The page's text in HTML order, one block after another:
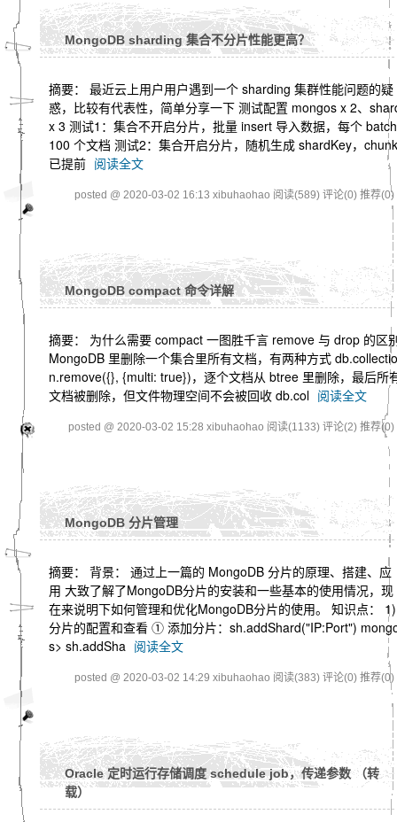
MongoDB sharding 集合不分片性能更高？
摘要： 最近云上用户用户遇到一个 sharding 集群性能问题的疑
惑，比较有代表性，简单分享一下 测试配置 mongos x 2、
x 3 测试1：集合不开启分片，批量 insert 导入数据，每个 batch
100 个文档 测试2：集合开启分片，随机生成 shardKey，chunk
已提前 阅读全文
posted @ 2020-03-02 16:13 xibuhaohao 阅读(589) 评论(0) 推荐(0)
MongoDB compact 命令详解
摘要： 为什么需要 compact 一图胜千言 remove 与 drop 的区
MongoDB 里删除一个集合里所有文档，有两种方式 db.collectio
n.remove({}, {multi: true})，逐个文档从 btree 里删除，最后所
文档被删除，但文件物理空间不会被回收 db.col 阅读全文
posted @ 2020-03-02 15:28 xibuhaohao 阅读(1133) 评论(2) 推荐(0)
MongoDB 分片管理
摘要： 背景： 通过上一篇的 MongoDB 分片的原理、搭建、应
用 大致了解了MongoDB分片的安装和一些基本的使用情况，现
在来说明下如何管理和优化MongoDB分片的使用。 知识点： 1)
分片的配置和查看 ① 添加分片：sh.addShard("IP:Port")
s> sh.addSha 阅读全文
posted @ 2020-03-02 14:29 xibuhaohao 阅读(383) 评论(0) 推荐(0)
Oracle 定时运行存储调度 schedule job，传递参数 （转
载）